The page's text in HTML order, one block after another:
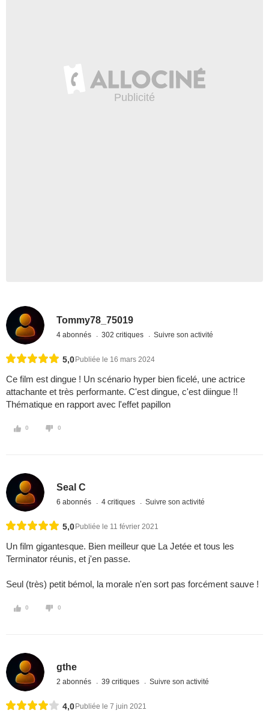
Tommy78_75019
4 abonnés 302 critiques Suivre son activité
5,0 Publiée le 16 mars 2024
Ce film est dingue ! Un scénario hyper bien ficelé, une actrice
attachante et très performante. C'est dingue, c'est diingue !!
Thématique en rapport avec l'effet papillon
0 0
Seal C
6 abonnés 4 critiques Suivre son activité
5,0 Publiée le 11 février 2021
Un film gigantesque. Bien meilleur que La Jetée et tous les
Terminator réunis, et j'en passe.
Seul (très) petit bémol, la morale n'en sort pas forcément sauve !
0 0
gthe
2 abonnés 39 critiques Suivre son activité
4,0 Publiée le 7 juin 2021